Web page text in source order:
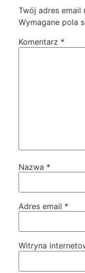
Twój adres email
Wymagane pola
Komentarz *
Nazwa *
Adres email *
Witryna